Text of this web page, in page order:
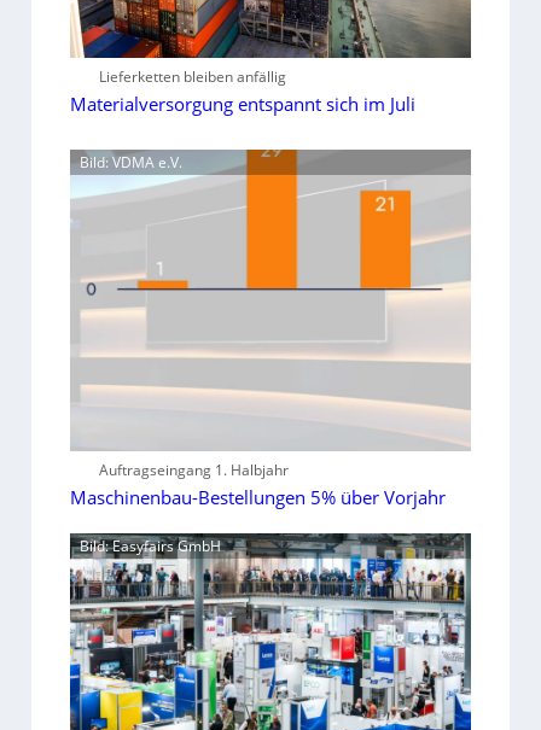
Lieferketten bleiben anfällig
Materialversorgung entspannt sich im Juli
Bild: VDMA e.V.
Auftragseingang 1. Halbjahr
Maschinenbau-Bestellungen 5% über Vorjahr
Bild: Easyfairs GmbH